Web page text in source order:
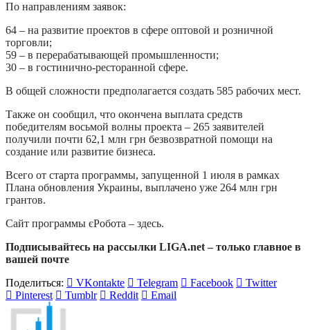
По направлениям заявок:
64 – на развитие проектов в сфере оптовой и розничной
торговли;
59 – в перерабатывающей промышленности;
30 – в гостинично-ресторанной сфере.
В общей сложности предполагается создать 585 рабочих мест.
Также он сообщил, что окончена выплата средств
победителям восьмой волны проекта – 265 заявителей
получили почти 62,1 млн грн безвозвратной помощи на
создание или развитие бизнеса.
Всего от старта программы, запущенной 1 июля в рамках
Плана обновления Украины, выплачено уже 264 млн грн
грантов.
Сайт программы єРобота – здесь.
Подписывайтесь на рассылки LIGA.net – только главное в
вашей почте
Поделиться:
VKontakte Telegram Facebook
Twitter
Pinterest
Tumblr Reddit Email